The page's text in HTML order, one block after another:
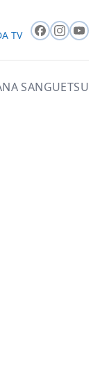
TV
SANGUETSU